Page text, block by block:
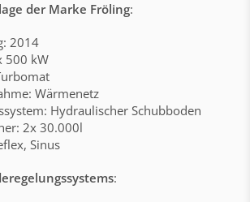
der Marke Fröling:
2014
500 kW
Wärmenetz
Hydraulischer Schubboden
2x 30.000l
Sinus
egelungssystems: